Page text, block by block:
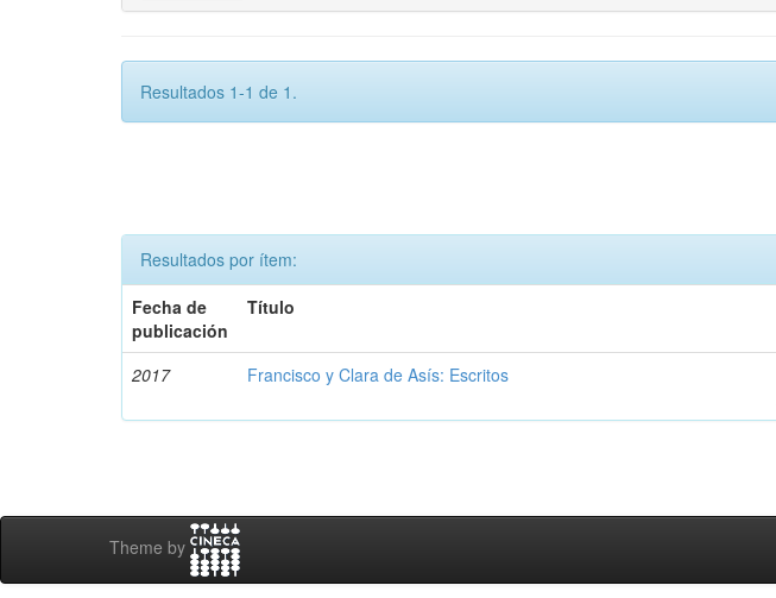
Resultados 1-1 de 1.
Resultados por ítem:
Fecha de
publicación
Título
2017 Francisco y Clara de Asís: Escritos
Theme by